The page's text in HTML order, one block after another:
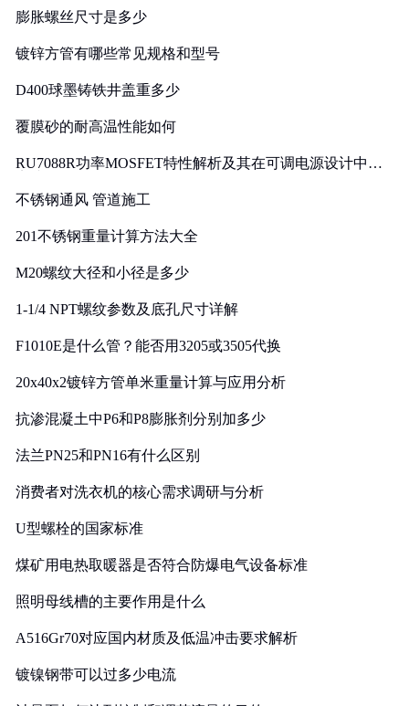
膨胀螺丝尺寸是多少
镀锌方管有哪些常见规格和型号
D400球墨铸铁井盖重多少
覆膜砂的耐高温性能如何
RU7088R功率MOSFET特性解析及其在可调电源设计中的
不锈钢通风 管道施工
201不锈钢重量计算方法大全
M20螺纹大径和小径是多少
1-1/4 NPT螺纹参数及底孔尺寸详解
F1010E是什么管？能否用3205或3505代换
20x40x2镀锌方管单米重量计算与应用分析
抗渗混凝土中P6和P8膨胀剂分别加多少
法兰PN25和PN16有什么区别
消费者对洗衣机的核心需求调研与分析
U型螺栓的国家标准
煤矿用电热取暖器是否符合防爆电气设备标准
照明母线槽的主要作用是什么
A516Gr70对应国内材质及低温冲击要求解析
镀镍钢带可以过多少电流